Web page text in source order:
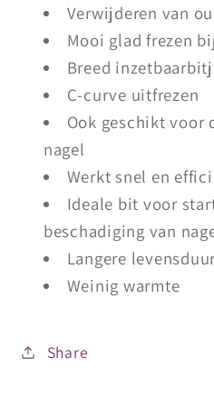
Verwijderen van
Mooi glad frezen
Breed
C-curve uitfrezen
Ook geschikt voor
nagel
Werkt snel en
Ideale bit voor
beschadiging van
Langere
Weinig warmte
Share